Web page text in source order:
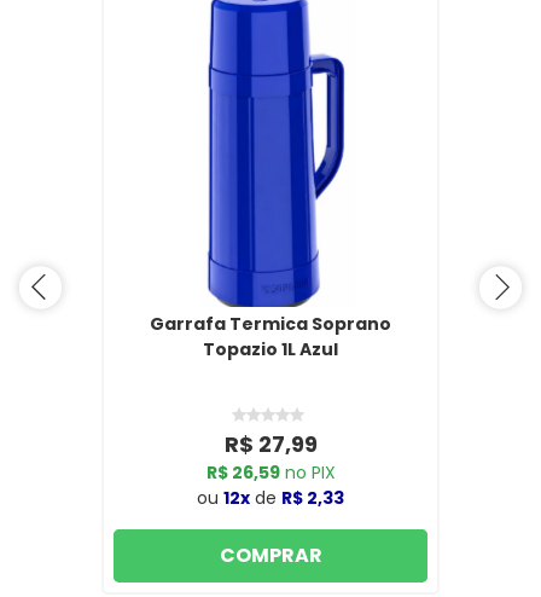
Garrafa Termica Soprano
Topazio 1L Azul
R$ 27,99
R$ 26,59no PIX
ou 12x de R$ 2,33
COMPRAR